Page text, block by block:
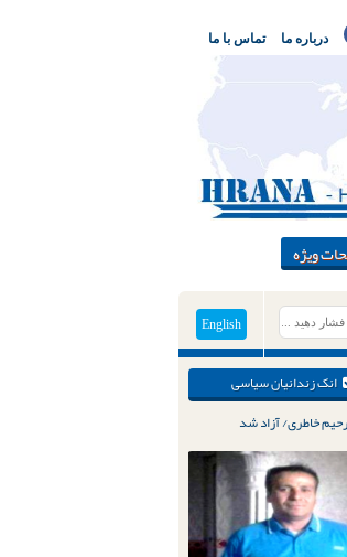
تماس با ما درباره ما
ویژه
English
انک زندانیان سیاسی
رحیم خاطری/ آزاد شد